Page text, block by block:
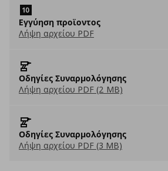
Eγγύηση προϊοντος
Λήψη αρχείου PDF
Οδηγίες Συναρμολόγησης
Λήψη αρχείου PDF (2 MB)
Οδηγίες Συναρμολόγησης
Λήψη αρχείου PDF (3 MB)